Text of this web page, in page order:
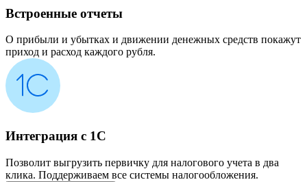
Встроенные отчеты
О прибыли и убытках и движении денежных средств покажут
приход и расход каждого рубля.
Интеграция с 1С
Позволит выгрузить первичку для налогового учета в два
клика. Поддерживаем все системы налогообложения.